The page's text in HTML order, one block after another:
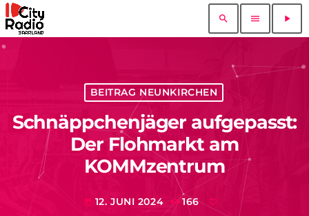
search menu play_arrow
BEITRAG NEUNKIRCHEN
Schnäppchenjäger aufgepasst:
Der Flohmarkt am
KOMMzentrum
today 12. JUNI 2024 166